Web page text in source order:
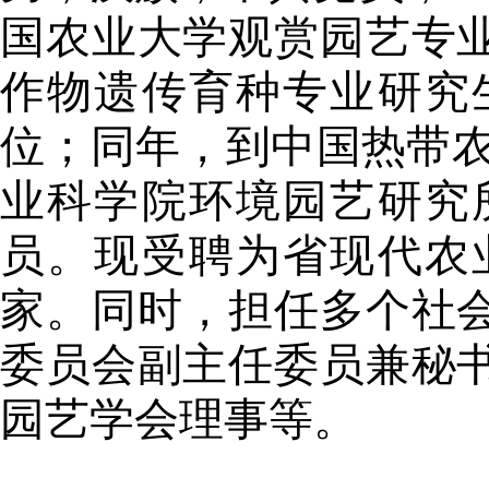
国农业大学观赏园艺专
作物遗传育种专业研究
位；同年，到中国热带
业科学院环境园艺研
员。现受聘为省现代
家。同时，担任多个社
委员会副主任委员兼秘
园艺学会理事等。